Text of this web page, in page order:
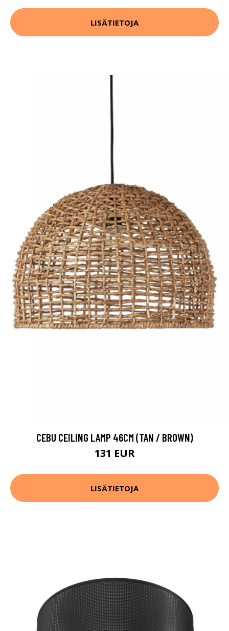
LISÄTIETOJA
CEBU CEILING LAMP 46CM (TAN / BROWN)
131 EUR
LISÄTIETOJA